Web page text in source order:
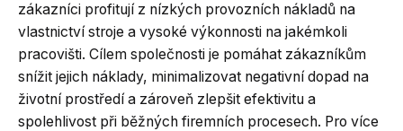
zákazníci profitují z nízkých provozních nákladů na
vlastnictví stroje a vysoké výkonnosti na jakémkoli
pracovišti. Cílem společnosti je pomáhat zákazníkům
snížit jejich náklady, minimalizovat negativní dopad na
životní prostředí a zároveň zlepšit efektivitu a
spolehlivost při běžných firemních procesech. Pro více